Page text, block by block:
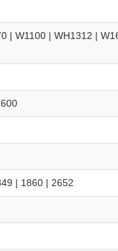
| W1100 | WH1312 |
| 1860 | 2652